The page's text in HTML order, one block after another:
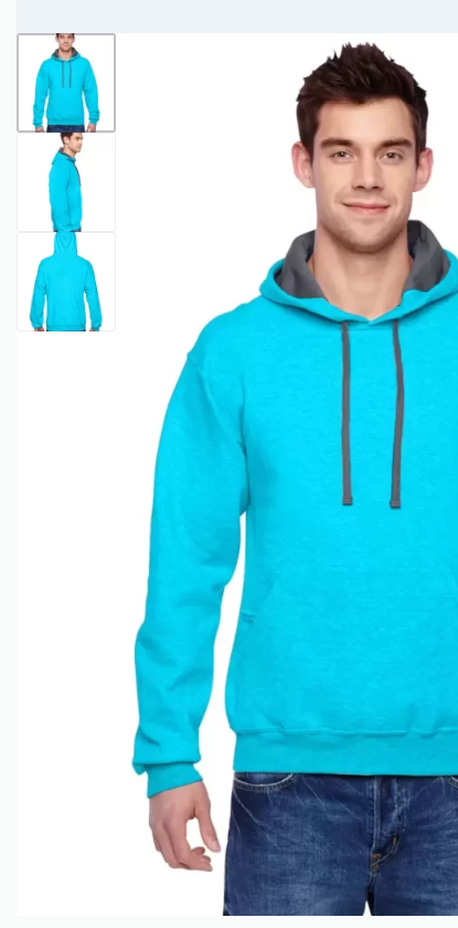
Leer Más!
Entregas Inmediatas Para Impresión de Pedidos al detalle en GAM!
HOMBRES NIÑOS
CAMISETAS
CUELLO
REDONDO
CAMISETAS
TIRANTES
CAMISETAS
MANGA
LARGA
CAMISETAS CUELLO
CAMISETAS
CAMISETAS DE
TIRANTES
CAMISETAS